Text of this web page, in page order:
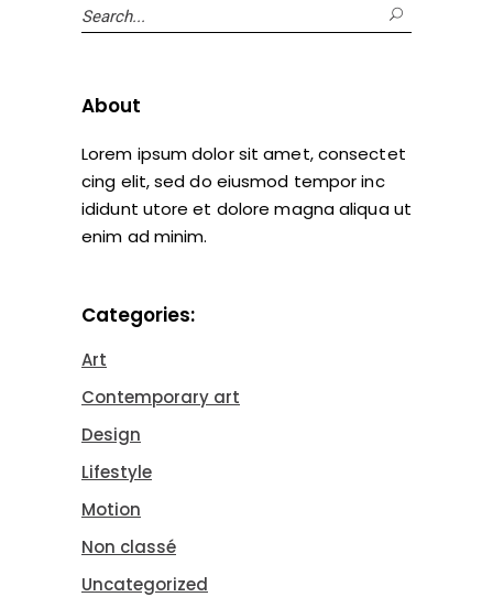
Search
for:
About
Lorem ipsum dolor sit amet, consectet
cing elit, sed do eiusmod tempor inc
ididunt utore et dolore magna aliqua ut
enim ad minim.
Categories:
Art
Contemporary art
Design
Lifestyle
Motion
Non classé
Uncategorized